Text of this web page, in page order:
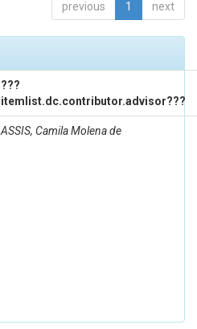
previous 1 next
???
itemlist.dc.contributor.advisor???
ASSIS, Camila Molena de